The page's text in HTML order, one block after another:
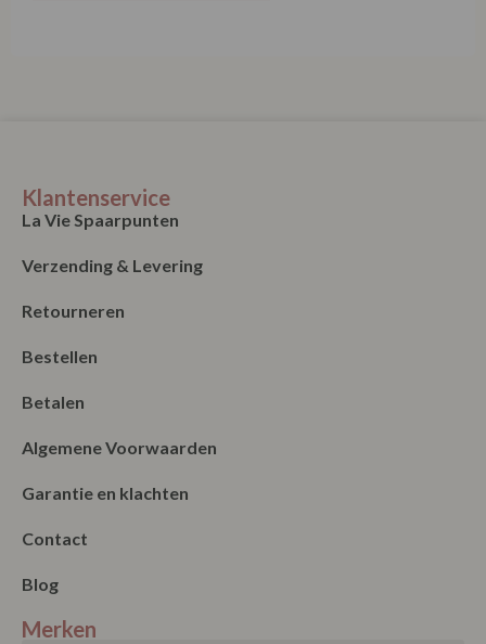
Klantenservice
La Vie Spaarpunten
Verzending & Levering
Retourneren
Bestellen
Betalen
Algemene Voorwaarden
Garantie en klachten
Contact
Blog
Merken